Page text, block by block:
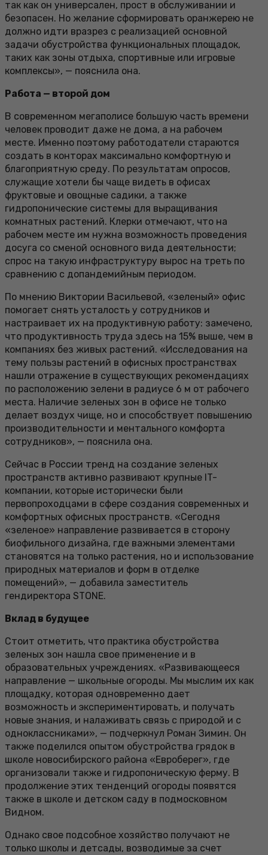
так как он универсален, прост в обслуживании и
безопасен. Но желание сформировать оранжерею не
должно идти вразрез с реализацией основной
задачи обустройства функциональных площадок,
таких как зоны отдыха, спортивные или игровые
комплексы», — пояснила она.
Работа — второй дом
В современном мегаполисе большую часть времени
человек проводит даже не дома, а на рабочем
месте. Именно поэтому работодатели стараются
создать в конторах максимально комфортную и
благоприятную среду. По результатам опросов,
служащие хотели бы чаще видеть в офисах
фруктовые и овощные садики, а также
гидропонические системы для выращивания
комнатных растений. Клерки отмечают, что на
рабочем месте им нужна возможность проведения
досуга со сменой основного вида деятельности;
спрос на такую инфраструктуру вырос на треть по
сравнению с допандемийным периодом.
По мнению Виктории Васильевой, «зеленый» офис
помогает снять усталость у сотрудников и
настраивает их на продуктивную работу: замечено,
что продуктивность труда здесь на 15% выше, чем в
компаниях без живых растений. «Исследования на
тему пользы растений в офисных пространствах
нашли отражение в существующих рекомендациях
по расположению зелени в радиусе 6 м от рабочего
места. Наличие зеленых зон в офисе не только
делает воздух чище, но и способствует повышению
производительности и ментального комфорта
сотрудников», — пояснила она.
Сейчас в России тренд на создание зеленых
пространств активно развивают крупные IT-
компании, которые исторически были
первопроходцами в сфере создания современных и
комфортных офисных пространств. «Сегодня
«зеленое» направление развивается в сторону
биофильного дизайна, где важными элементами
становятся на только растения, но и использование
природных материалов и форм в отделке
помещений», — добавила заместитель
гендиректора STONE.
Вклад в будущее
Стоит отметить, что практика обустройства
зеленых зон нашла свое применение и в
образовательных учреждениях. «Развивающееся
направление — школьные огороды. Мы мыслим их как
площадку, которая одновременно дает
возможность и экспериментировать, и получать
новые знания, и налаживать связь с природой и с
одноклассниками», — подчеркнул Роман Зимин. Он
также поделился опытом обустройства грядок в
школе новосибирского района «Евроберег», где
организовали также и гидропоническую ферму. В
продолжение этих тенденций огороды появятся
также в школе и детском саду в подмосковном
Видном.
Однако свое подсобное хозяйство получают не
только школы и детсады, возводимые за счет